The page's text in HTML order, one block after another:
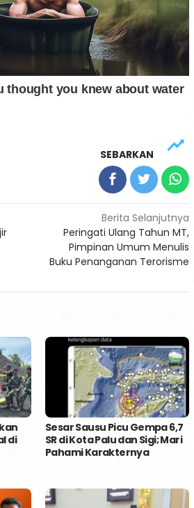
SEBARKAN
Berita Selanjutnya
Peringati Ulang Tahun MT,
Pimpinan Umum Menulis
Buku Penanganan Terorisme
di
Sesar Sausu Picu Gempa 6,7
SR di Kota Palu dan Sigi; Mari
Pahami Karakternya